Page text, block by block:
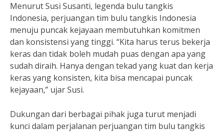
Menurut Susi Susanti, legenda bulu tangkis
Indonesia, perjuangan tim bulu tangkis Indonesia
menuju puncak kejayaan membutuhkan komitmen
dan konsistensi yang tinggi. “Kita harus terus bekerja
keras dan tidak boleh mudah puas dengan apa yang
sudah diraih. Hanya dengan tekad yang kuat dan kerja
keras yang konsisten, kita bisa mencapai puncak
kejayaan,” ujar Susi.
Dukungan dari berbagai pihak juga turut menjadi
kunci dalam perjalanan perjuangan tim bulu tangkis